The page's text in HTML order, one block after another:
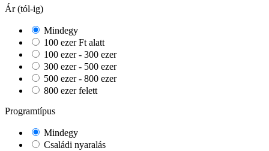
Ár (tól-ig)
Mindegy
100 ezer Ft alatt
100 ezer - 300 ezer
300 ezer - 500 ezer
500 ezer - 800 ezer
800 ezer felett
Programtípus
Mindegy
Családi nyaralás